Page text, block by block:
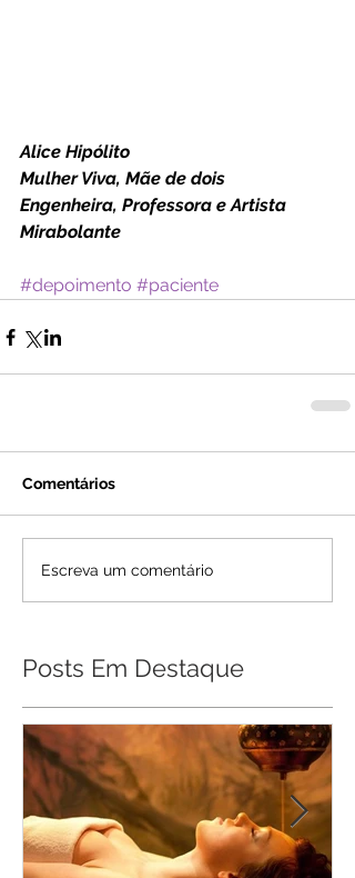
Alice Hipólito
Mulher Viva, Mãe de dois
Engenheira, Professora e Artista
Mirabolante
#depoimento #paciente
Comentários
Escreva um comentário
Posts Em Destaque